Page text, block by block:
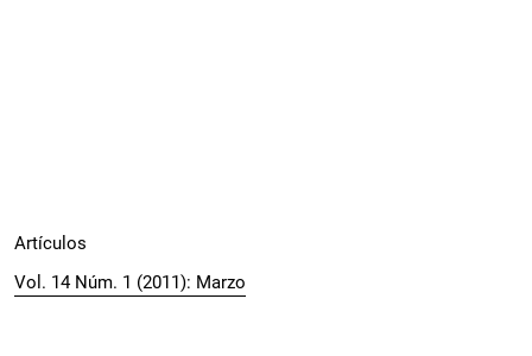
Artículos
Vol. 14 Núm. 1 (2011): Marzo